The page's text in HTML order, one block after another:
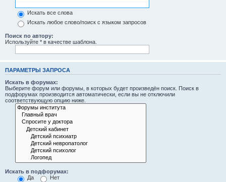
Искать все слова
Искать любое слово/поиск с языком запросов
Поиск по автору:
Используйте * в качестве шаблона.
ПАРАМЕТРЫ ЗАПРОСА
Искать в форумах:
Выберите форум или форумы, в которых будет произведён поиск. Поиск в
подфорумах производится автоматически, если вы не отключили
соответствующую опцию ниже.
Искать в подфорумах:
Да
Нет